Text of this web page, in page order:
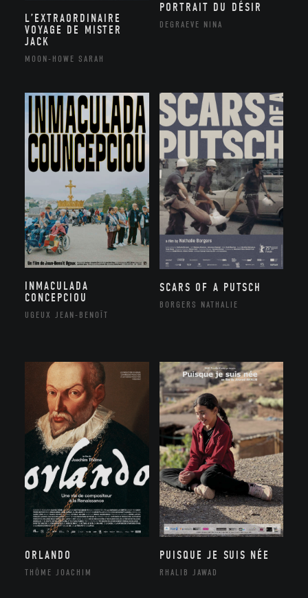
L’EXTRAORDINAIRE
VOYAGE DE MISTER
JACK
MOON-HOWE SARAH
PORTRAIT DU DÉSIR
DEGRAEVE NINA
INMACULADA
CONCEPCIOU
UGEUX JEAN-BENOÎT
SCARS OF A PUTSCH
BORGERS NATHALIE
ORLANDO
THÔME JOACHIM
PUISQUE JE SUIS NÉE
RHALIB JAWAD